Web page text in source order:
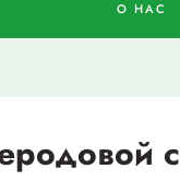
О НАС
с